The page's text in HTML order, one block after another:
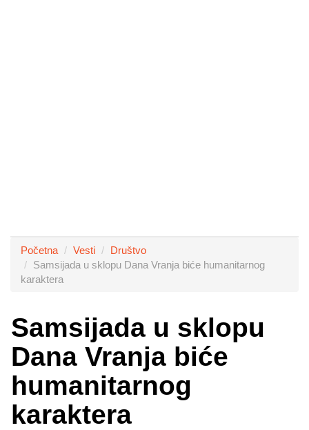
Početna Vesti
Društvo
Samsijada u sklopu Dana Vranja biće humanitarnog
karaktera
Samsijada u sklopu
Dana Vranja biće
humanitarnog
karaktera